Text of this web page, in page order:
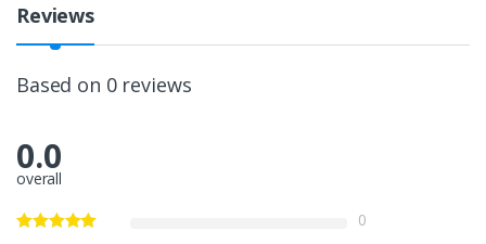
Reviews
Based on 0 reviews
0.0
overall
0